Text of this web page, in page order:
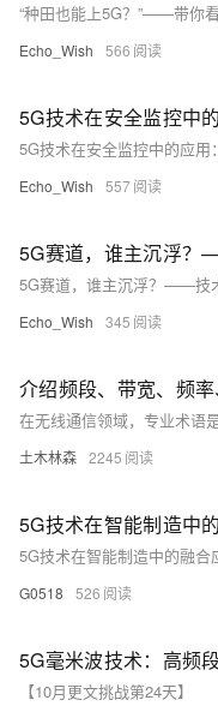
“种田也能上5G？”——带你
Echo_Wish 566
5G技术在安全监控中
5G技术在安全监控中的应用
Echo_Wish 557
5G赛道，谁主沉浮？
5G赛道，谁主沉浮？——技
Echo_Wish 345
土木林森 2245
5G技术在智能制造中
5G技术在智能制造中的融合
G0518 526
5G毫米波技术：高频
【10月更文挑战第24天】